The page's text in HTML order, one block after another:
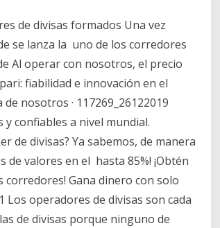
de divisas formados Una vez
se lanza la uno de los corredores
Al operar con nosotros, el precio
fiabilidad e innovación en el
de nosotros · 117269_26122019
confiables a nivel mundial.
de divisas? Ya sabemos, de manera
valores en el hasta 85%! ¡Obtén
Gana dinero con solo
Los operadores de divisas son cada
de divisas porque ninguno de